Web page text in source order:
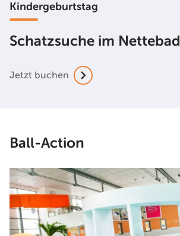
Kindergeburtstag
Schatzsuche im Nettebad
Jetzt buchen
Ball-Action